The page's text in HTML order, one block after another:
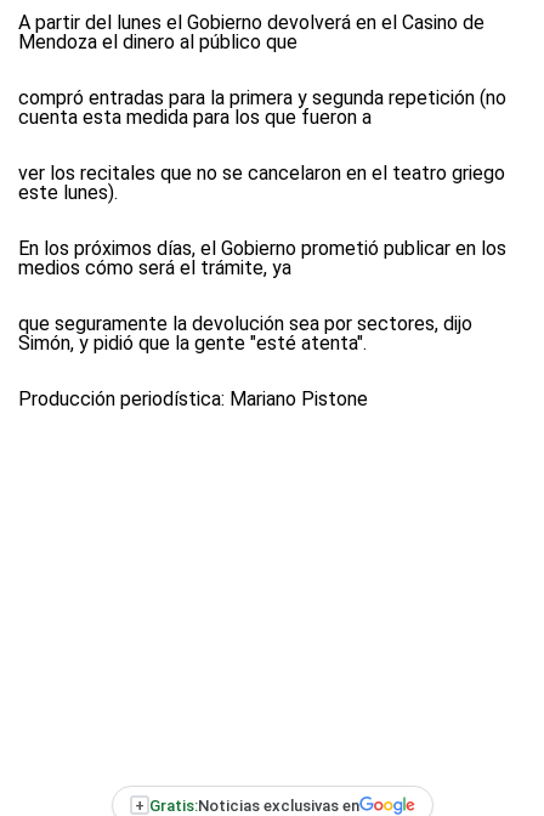
A partir del lunes el Gobierno devolverá en el Casino de
Mendoza el dinero al público que
compró entradas para la primera y segunda repetición (no
cuenta esta medida para los que fueron a
ver los recitales que no se cancelaron en el teatro griego
este lunes).
En los próximos días, el Gobierno prometió publicar en los
medios cómo será el trámite, ya
que seguramente la devolución sea por sectores, dijo
Simón, y pidió que la gente "esté atenta".
Producción periodística: Mariano Pistone
+ Gratis:Noticias exclusivas en